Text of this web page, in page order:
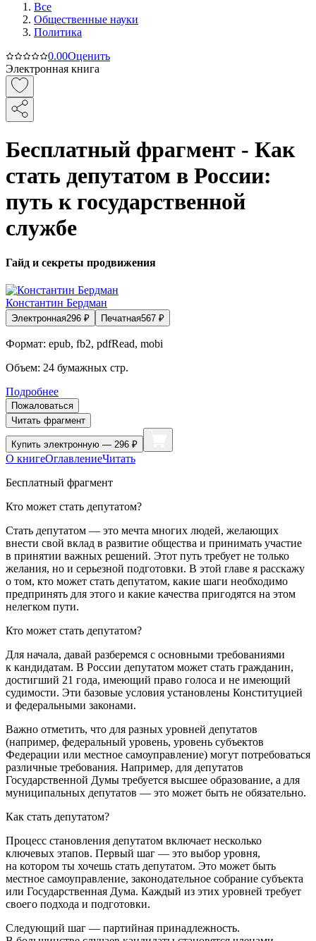
Все
Общественные науки
Политика
0.00Оценить
Электронная книга
Бесплатный фрагмент - Как
стать депутатом в России:
путь к государственной
службе
Гайд и секреты продвижения
Константин Бердман
Электронная296 ₽ Печатная567 ₽
Формат: epub, fb2, pdfRead, mobi
Объем: 24 бумажных стр.
Подробнее
Пожаловаться
Читать фрагмент
Купить электронную — 296 ₽
О книгеОглавлениеЧитать
Бесплатный фрагмент
Кто может стать депутатом?
Стать депутатом — это мечта многих людей, желающих
внести свой вклад в развитие общества и принимать участие
в принятии важных решений. Этот путь требует не только
желания, но и серьезной подготовки. В этой главе я расскажу
о том, кто может стать депутатом, какие шаги необходимо
предпринять для этого и какие качества пригодятся на этом
нелегком пути.
Кто может стать депутатом?
Для начала, давай разберемся с основными требованиями
к кандидатам. В России депутатом может стать гражданин,
достигший 21 года, имеющий право голоса и не имеющий
судимости. Эти базовые условия установлены Конституцией
и федеральными законами.
Важно отметить, что для разных уровней депутатов
(например, федеральный уровень, уровень субъектов
Федерации или местное самоуправление) могут потребоваться
различные требования. Например, для депутатов
Государственной Думы требуется высшее образование, а для
муниципальных депутатов — это может быть не обязательно.
Как стать депутатом?
Процесс становления депутатом включает несколько
ключевых этапов. Первый шаг — это выбор уровня,
на котором ты хочешь стать депутатом. Это может быть
местное самоуправление, законодательное собрание субъекта
или Государственная Дума. Каждый из этих уровней требует
своего подхода и подготовки.
Следующий шаг — партийная принадлежность.